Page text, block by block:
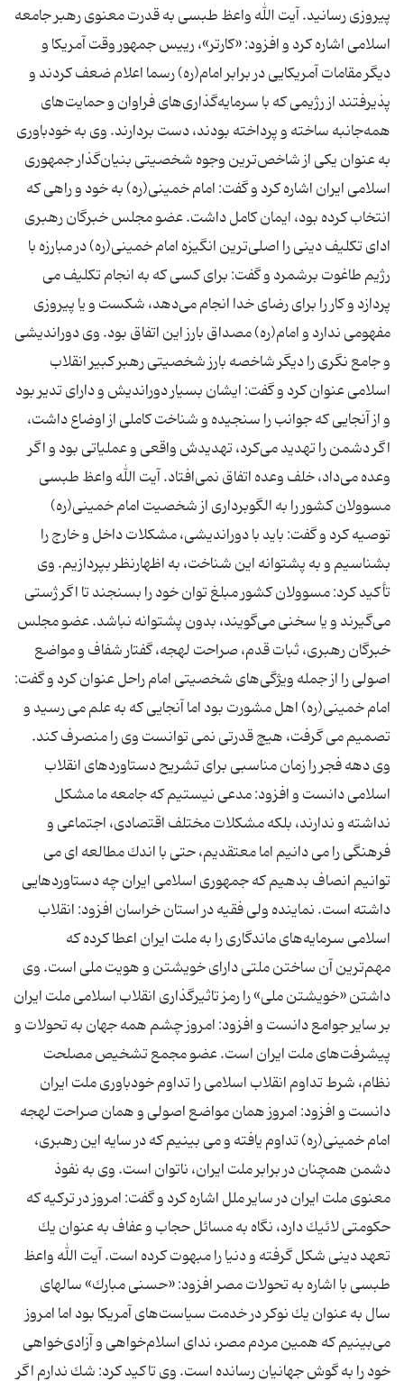
پیروزی رسانید. آیت الله واعظ طبسی به قدرت معنوی رهبر جامعه
اسلامی اشاره كرد و افزود: «كارتر»، رییس جمهور وقت آمریكا و
دیگر مقامات آمریكایی در برابر امام(ره) رسما اعلام ضعف كردند و
پذیرفتند از رژیمی كه با سرمایه‌گذاری‌های فراوان و حمایت‌های
همه‌جانبه ساخته و پرداخته بودند، دست بردارند. وی به خودباوری
به عنوان یكی از شاخص‌ترین وجوه شخصیتی بنیان‌گذار جمهوری
اسلامی ایران اشاره كرد و گفت: امام خمینی(ره) به خود و راهی كه
انتخاب كرده بود، ایمان كامل داشت. عضو مجلس خبرگان رهبری
ادای تكلیف دینی را اصلی‌ترین انگیزه امام خمینی(ره) در مبارزه با
رژیم طاغوت برشمرد و گفت: برای كسی كه به انجام تكلیف می
پردازد و كار را برای رضای خدا انجام می‌دهد، شكست و یا پیروزی
مفهومی ندارد و امام(ره) مصداق بارز این اتفاق بود. وی دوراندیشی
و جامع نگری را دیگر شاخصه بارز شخصیتی رهبر كبیر انقلاب
اسلامی عنوان كرد و گفت: ایشان بسیار دوراندیش و دارای تدیر بود
و از آنجایی كه جوانب را سنجیده و شناخت كاملی از اوضاع داشت،
اگر دشمن را تهدید می‌كرد، تهدیدش واقعی و عملیاتی بود و اگر
وعده می‌داد، خلف وعده اتفاق نمی‌افتاد. آیت الله واعظ طبسی
مسوولان كشور را به الگوبرداری از شخصیت امام خمینی(ره)
توصیه كرد و گفت: باید با دوراندیشی، مشكلات داخل و خارج را
بشناسیم و به پشتوانه این شناخت، به اظهارنظر بپردازیم. وی
تأكید كرد: مسوولان كشور مبلغ توان خود را بسنجند تا اگر ژستی
می‌گیرند و یا سخنی می‌گویند، بدون پشتوانه نباشد. عضو مجلس
خبرگان رهبری، ثبات قدم، صراحت لهجه، گفتار شفاف و مواضع
اصولی را از جمله ویژگی‌های شخصیتی امام راحل عنوان كرد و گفت:
امام خمینی(ره) اهل مشورت بود اما آنجایی كه به علم می رسید و
تصمیم می گرفت، هیچ قدرتی نمی توانست وی را منصرف كند.
وی دهه فجر را زمان مناسبی برای تشریح دستاوردهای انقلاب
اسلامی دانست و افزود: مدعی نیستیم كه جامعه ما مشكل
نداشته و ندارند، بلكه مشكلات مختلف اقتصادی، اجتماعی و
فرهنگی را می دانیم اما معتقدیم، حتی با اندك مطالعه ای می
توانیم انصاف بدهیم كه جمهوری اسلامی ایران چه دستاوردهایی
داشته است. نماینده ولی فقیه در استان خراسان افزود: انقلاب
اسلامی سرمایه‌های ماندگاری را به ملت ایران اعطا كرده كه
مهم‌ترین آن ساختن ملتی دارای خویشتن و هویت ملی است. وی
داشتن «خویشتن ملی» را رمز تاثیرگذاری انقلاب اسلامی ملت ایران
بر سایر جوامع دانست و افزود: امروز چشم همه جهان به تحولات و
پیشرفت‌های ملت ایران است. عضو مجمع تشخیص مصلحت
نظام، شرط تداوم انقلاب اسلامی را تداوم خودباوری ملت ایران
دانست و افزود: امروز همان مواضع اصولی و همان صراحت لهجه
امام خمینی(ره) تداوم یافته و می بینیم كه در سایه این رهبری،
دشمن همچنان در برابر ملت ایران، ناتوان است. وی به نفوذ
معنوی ملت ایران در سایر ملل اشاره كرد و گفت: امروز در تركیه كه
حكومتی لائیك دارد، نگاه به مسائل حجاب و عفاف به عنوان یك
تعهد دینی شكل گرفته و دنیا را مبهوت كرده است. آیت الله واعظ
طبسی با اشاره به تحولات مصر افزود: «حسنی مبارك» سالهای
سال به عنوان یك نوكر در خدمت سیاست‌های آمریكا بود اما امروز
می‌بینیم كه همین مردم مصر، ندای اسلام‌خواهی و آزادی‌خواهی
خود را به گوش جهانیان رسانده است. وی تاكید كرد: شك ندارم اگر